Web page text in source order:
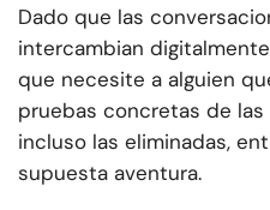
Dado que las
intercambian
que necesite a alguien
pruebas concretas de
incluso las eliminadas,
supuesta aventura.